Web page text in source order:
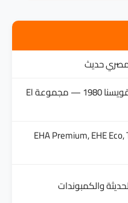
حديث
مصر — قويسنا 1980 — مجموعة El
EHA Premium, EHE Eco,
والكمبوندات